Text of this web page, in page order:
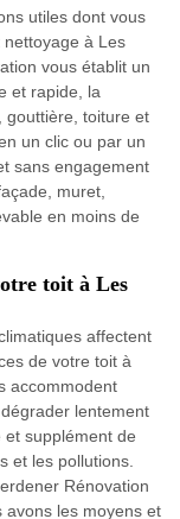
utiles dont vous
à Les
vous établit un
et rapide, la
gouttière, toiture et
un clic ou par un
sans engagement
muret,
en moins de
toit à Les
affectent
de votre toit à
accommodent
lentement
supplément de
et les pollutions.
Rénovation
avons les moyens et